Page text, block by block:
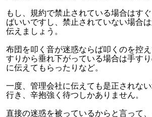
もし、規約で禁止されている場合はす
ばいいですし、禁止されていない場合
伝えましょう。
布団を叩く音が迷惑ならば叩くのを控
すりから垂れ下がっている場合は手す
に伝えてもらったりなど。
一度、管理会社に伝えても是正されな
行き、辛抱強く待つしかありません。
直接の迷惑を被っているからと言って